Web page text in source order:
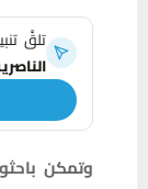
تلقَّ
وتمكن